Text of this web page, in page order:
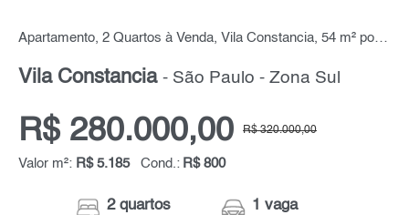
Apartamento, 2 Quartos à Venda, Vila Constancia, 54 m² por R$ 280.000,00
Vila Constancia - São Paulo - Zona Sul
R$ 280.000,00 R$ 320.000,00
Valor m²: R$ 5.185 Cond.: R$ 800
2 quartos 1 vaga